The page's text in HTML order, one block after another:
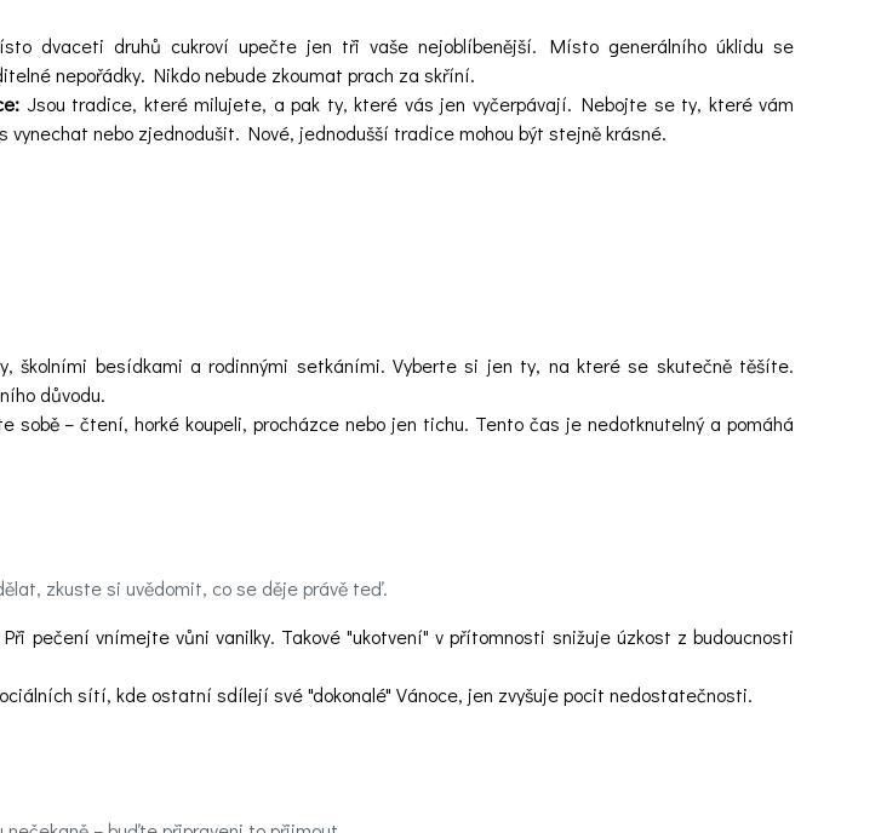
dvaceti druhů cukroví upečte jen tři vaše nejoblíbenější. Místo generálního úklidu se
nepořádky. Nikdo nebude zkoumat prach za skříní.
Jsou tradice, které milujete, a pak ty, které vás jen vyčerpávají. Nebojte se ty, které vám
vynechat nebo zjednodušit. Nové, jednodušší tradice mohou být stejně krásné.
školními besídkami a rodinnými setkáními. Vyberte si jen ty, na které se skutečně těšíte.
důvodu.
– čtení, horké koupeli, procházce nebo jen tichu. Tento čas je nedotknutelný a pomáhá
zkuste si uvědomit, co se děje právě teď.
pečení vnímejte vůni vanilky. Takové "ukotvení" v přítomnosti snižuje úzkost z budoucnosti
sítí, kde ostatní sdílejí své "dokonalé" Vánoce, jen zvyšuje pocit nedostatečnosti.